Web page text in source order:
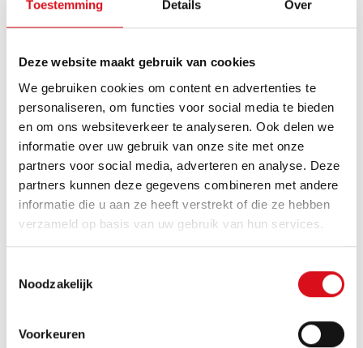
Toestemming Details Over
Deze website maakt gebruik van cookies
We gebruiken cookies om content en advertenties te
personaliseren, om functies voor social media te bieden
en om ons websiteverkeer te analyseren. Ook delen we
informatie over uw gebruik van onze site met onze
partners voor social media, adverteren en analyse. Deze
partners kunnen deze gegevens combineren met andere
informatie die u aan ze heeft verstrekt of die ze hebben
verzameld op basis van uw gebruik van hun services.
Noodzakelijk
Voorkeuren
OMSCHRIJVING
wegwerkzaamheden en op bouwplaatsen. Deze
softshell is ademend, winddicht en waterafstotend
en vergroot je zichtbaarheid met gesegmenteerde
striping die soepel meebeweegt. De zichtbare rits is
snel in gebruik. Tricot windvangers sluiten prettig af
en het verlengde rugpand geeft extra dekking.
Inritsbaar in Rainshell 50419 en Parka 50423 en te
combineren met Werkbroek 80573 of 80574,
Bodybroek 20453 en Overalls 20444, 20445, 20446
of 20447 voor zichtbaarheidsklasse 3.
Middenvoor sluiting met zichtbare rits
2 zijzakken afgesloten met een verdekte rits, 1